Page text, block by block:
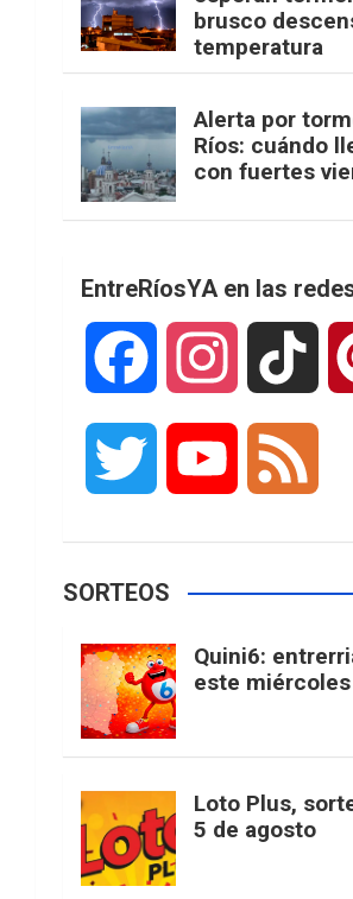
brusco
temperatura
Alerta por
Ríos: cuándo
con fuertes
EntreRíosYA en las
a
b
o
k
n
a
i
t
t
e
r
u
b
e
d
SORTEOS
Quini6:
este
Loto Plus,
5 de agosto